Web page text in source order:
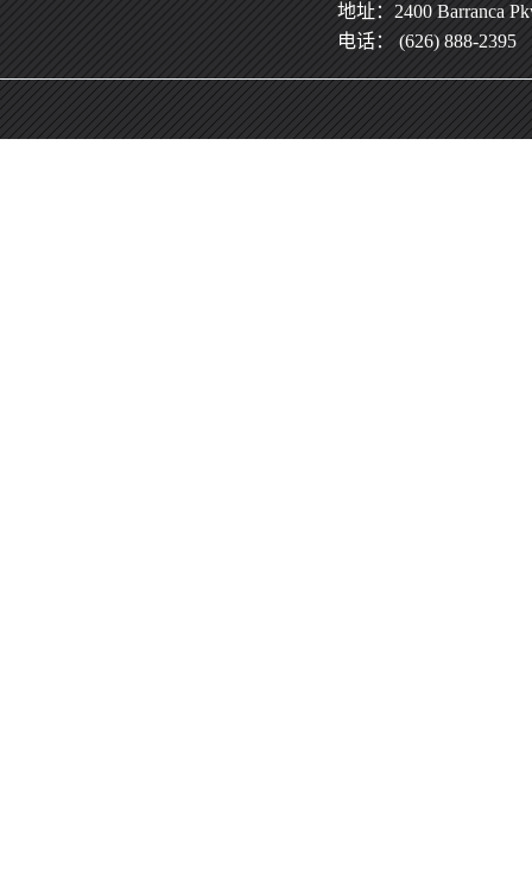
地址：2400 Barranca
电话： (626) 888-2395